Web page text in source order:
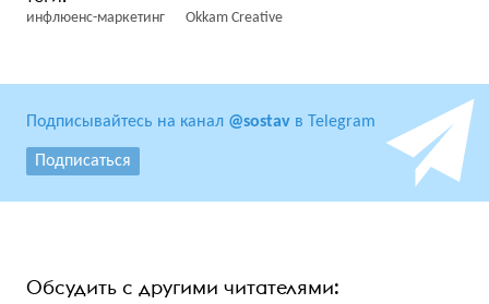
инфлюенс-маркетинг Okkam Creative
Подписывайтесь на канал @sostav в Telegram
Подписаться
Обсудить с другими читателями: